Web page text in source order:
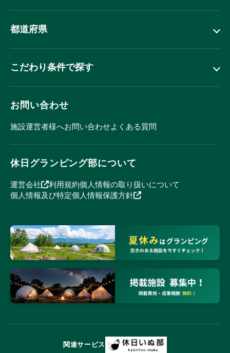
都道府県
こだわり条件で探す
お問い合わせ
施設運営者様へお問い合わせよくある質問
休日グランピング部について
運営会社 利用規約個人情報の取り扱いについて
個人情報及び特定個人情報保護方針
関連サービス